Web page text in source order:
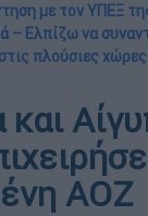
με τον ΥΠΕΞ
– Ελπίζω να
πλούσιες
ΑΟΖ